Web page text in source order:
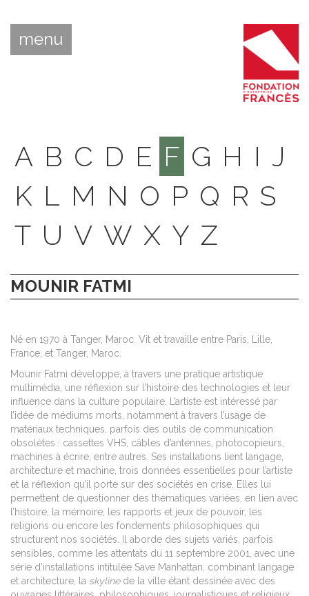
menu
A B C D E F G H I J
K L M N O P Q R S
T U V W X Y Z
MOUNIR FATMI
Né en 1970 à Tanger, Maroc. Vit et travaille entre Paris, Lille,
France, et Tanger, Maroc.
Mounir Fatmi développe, à travers une pratique artistique
multimédia, une réflexion sur l’histoire des technologies et leur
influence dans la culture populaire. L’artiste est intéressé par
l’idée de médiums morts, notamment à travers l’usage de
matériaux techniques, parfois des outils de communication
obsolètes : cassettes VHS, câbles d’antennes, photocopieurs,
machines à écrire, entre autres. Ses installations lient langage,
architecture et machine, trois données essentielles pour l’artiste
et la réflexion qu’il porte sur des sociétés en crise. Elles lui
permettent de questionner des thématiques variées, en lien avec
l’histoire, la mémoire, les rapports et jeux de pouvoir, les
religions ou encore les fondements philosophiques qui
structurent nos sociétés. Il aborde des sujets variés, parfois
sensibles, comme les attentats du 11 septembre 2001, avec une
série d’installations intitulée Save Manhattan, combinant langage
et architecture, la skylinede la ville étant dessinée avec des